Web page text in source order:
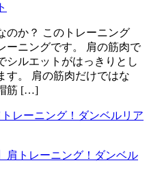
のか？ このトレーニング
ーニングです。 肩の筋肉で
シルエットがはっきりとし
す。 肩の筋肉だけではな
筋 […]
肩トレーニング！ダンベル